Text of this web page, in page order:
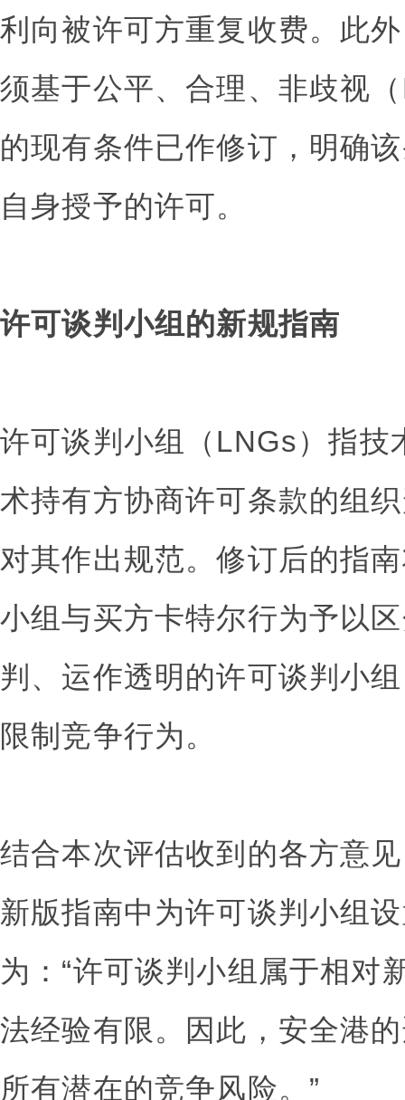
利向被许可方重复收费。此
须基于公平、合理、非歧视
的现有条件已作修订，明确
自身授予的许可。
许可谈判小组的新规指南
许可谈判小组（LNGs）指技
术持有方协商许可条款的组
对其作出规范。修订后的指
小组与买方卡特尔行为予以
判、运作透明的许可谈判小
限制竞争行为。
结合本次评估收到的各方意
新版指南中为许可谈判小组
为：“许可谈判小组属于相对
法经验有限。因此，安全港
所有潜在的竞争风险。”